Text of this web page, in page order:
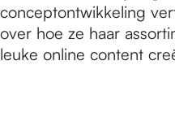
conceptontwikkeling
over hoe ze haar
leuke online content